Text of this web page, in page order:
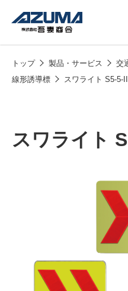
株式会社吾妻商会
トップ 製品・サービス 交
線形誘導標
スワライト S5-5-
スワライト